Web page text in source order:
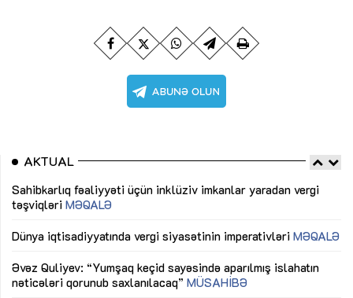
AKTUAL
Sahibkarlıq fəaliyyəti üçün inklüziv imkanlar yaradan vergi
təşviqləri MƏQALƏ
Dünya iqtisadiyyatında vergi siyasətinin imperativləri MƏQALƏ
Əvəz Quliyev: “Yumşaq keçid sayəsində aparılmış islahatın
nəticələri qorunub saxlanılacaq” MÜSAHİBƏ